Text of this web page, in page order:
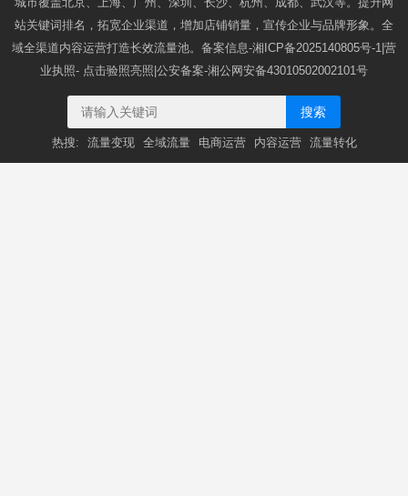
站关键词排名，拓宽企业渠道，增加店铺销量，宣传企业与品牌形象。全
域全渠道内容运营打造长效流量池。备案信息-湘ICP备2025140805号-1 |营
业执照- 点击验照亮照 |公安备案-湘公网安备43010502002101号
搜索
热搜: 流量变现 全域流量 电商运营 内容运营 流量转化